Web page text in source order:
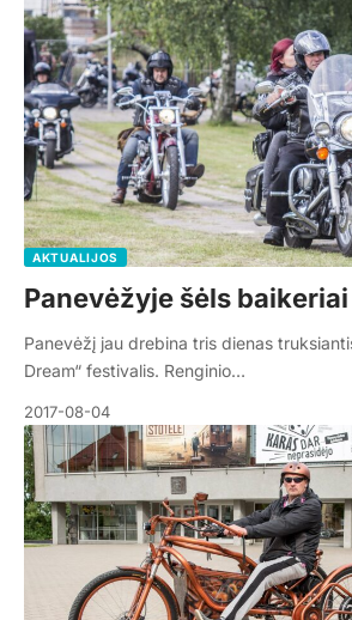
AKTUALIJOS
Panevėžyje šėls baikeriai
Panevėžį jau drebina tris dienas
Dream“ festivalis. Renginio…
2017-08-04